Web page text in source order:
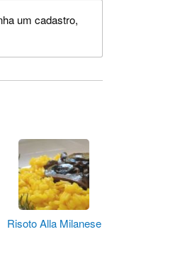
um cadastro,
Risoto Alla Milanese